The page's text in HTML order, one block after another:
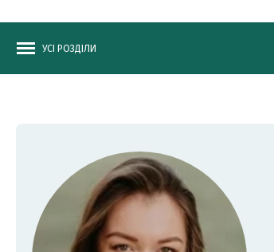
УСІ РОЗДІЛИ